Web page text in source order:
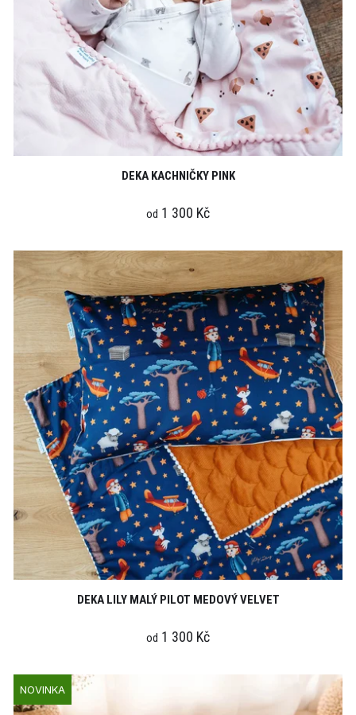
DEKA KACHNIČKY PINK
od 1 300 Kč
DEKA LILY MALÝ PILOT MEDOVÝ VELVET
od 1 300 Kč
NOVINKA